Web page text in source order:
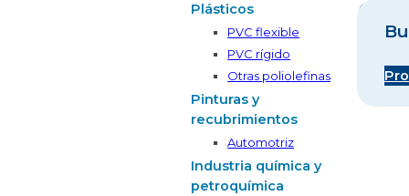
Plásticos
PVC flexible
PVC rígido
Otras poliolefinas
Pinturas y
recubrimientos
Automotriz
Industria química y
petroquímica